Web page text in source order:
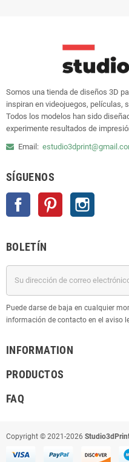
Somos una tienda de diseños 3D
inspiran en videojuegos, películas,
Todos los modelos han sido
experimente resultados de
Email:
SÍGUENOS
Facebook Pinterest
BOLETÍN
Puede darse de baja en cualquier
información de contacto en el aviso
INFORMATION
PRODUCTOS
FAQ
Copyright © 2021-2026